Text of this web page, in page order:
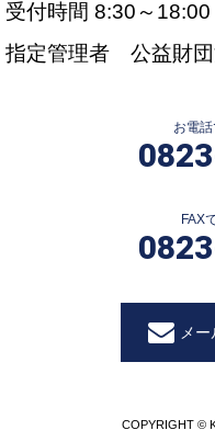
受付時間 8:30～18:00
指定管理者 公益財団
お電
FAX
メ
COPYRIGHT ©